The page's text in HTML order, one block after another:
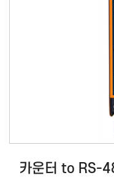
카운터 to RS-